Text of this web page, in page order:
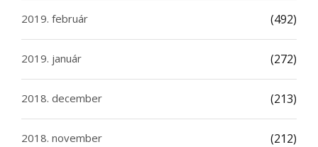
2019. február (492)
2019. január (272)
2018. december (213)
2018. november (212)